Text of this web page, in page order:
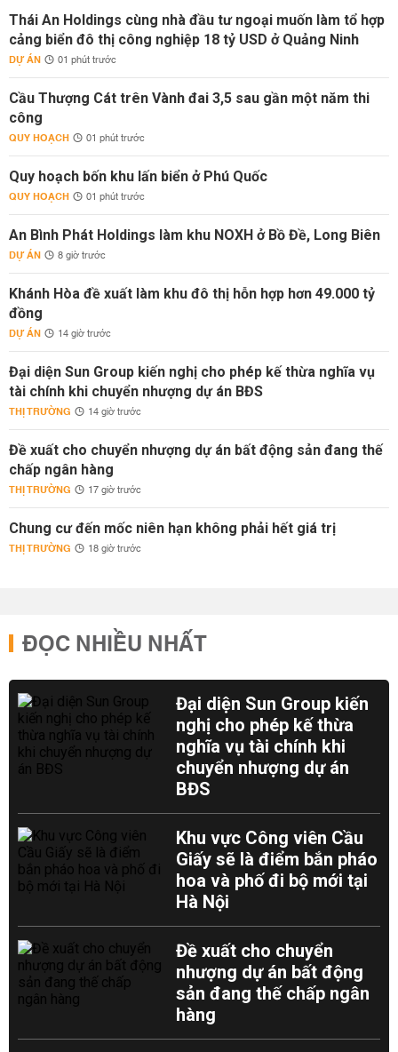
Thái An Holdings cùng nhà đầu tư ngoại muốn làm tổ hợp
cảng biển đô thị công nghiệp 18 tỷ USD ở Quảng Ninh
DỰ ÁN 01 phút trước
Cầu Thượng Cát trên Vành đai 3,5 sau gần một năm thi
công
QUY HOẠCH 01 phút trước
Quy hoạch bốn khu lấn biển ở Phú Quốc
QUY HOẠCH 01 phút trước
An Bình Phát Holdings làm khu NOXH ở Bồ Đề, Long Biên
DỰ ÁN 8 giờ trước
Khánh Hòa đề xuất làm khu đô thị hỗn hợp hơn 49.000 tỷ
đồng
DỰ ÁN 14 giờ trước
Đại diện Sun Group kiến nghị cho phép kế thừa nghĩa vụ
tài chính khi chuyển nhượng dự án BĐS
THỊ TRƯỜNG 14 giờ trước
Đề xuất cho chuyển nhượng dự án bất động sản đang thế
chấp ngân hàng
THỊ TRƯỜNG 17 giờ trước
Chung cư đến mốc niên hạn không phải hết giá trị
THỊ TRƯỜNG 18 giờ trước
ĐỌC NHIỀU NHẤT
Đại diện Sun Group kiến
nghị cho phép kế thừa
nghĩa vụ tài chính khi
chuyển nhượng dự án
BĐS
Khu vực Công viên Cầu
Giấy sẽ là điểm bắn pháo
hoa và phố đi bộ mới tại
Hà Nội
Đề xuất cho chuyển
nhượng dự án bất động
sản đang thế chấp ngân
hàng